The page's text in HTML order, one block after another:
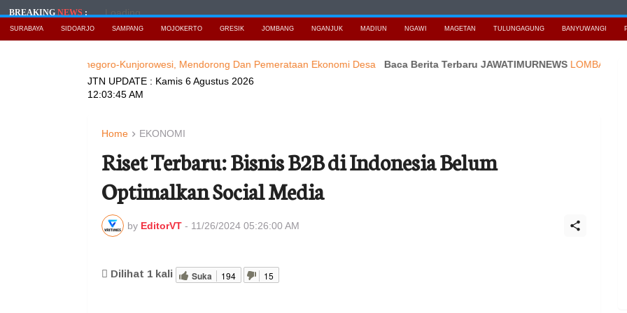
BREAKINGNEWS: Loading...
SURABAYA SIDOARJO SAMPANG MOJOKERTO GRESIK JOMBANG NGANJUK MADIUN NGAWI MAGETAN TULUNGAGUNG BANYUWANGI
Watesnegoro-Kunjorowesi, Mendorong Dan Pemerataan Ekonomi Desa Baca Berita Terbaru JAWATIMURNEWS LOMBA GERAK
JTN UPDATE : Kamis 6 Agustus 2026
12:03:46 AM
Home EKONOMI
Riset Terbaru: Bisnis B2B di Indonesia Belum
Optimalkan Social Media
by EditorVT - 11/26/2024 05:26:00 AM
Dilihat 1 kali Suka 194 15